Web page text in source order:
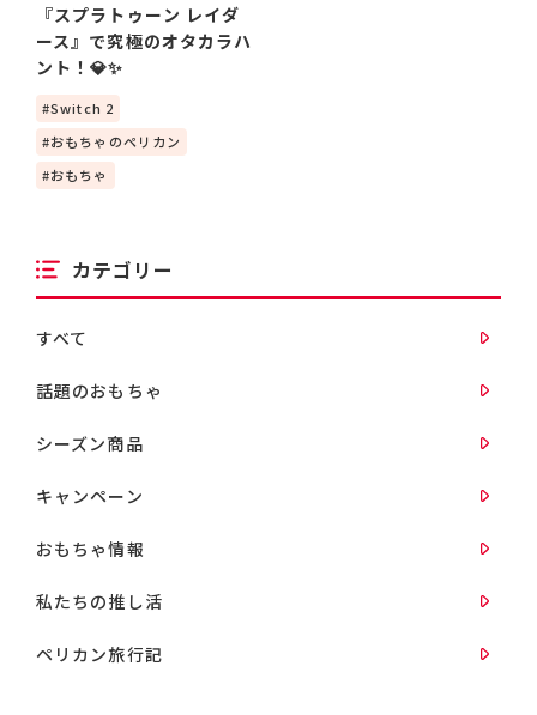
『スプラトゥーン レイダ
ース』で究極のオタカラハ
ント！💎✨
Switch 2
おもちゃのペリカン
おもちゃ
カテゴリー
すべて
話題のおもちゃ
シーズン商品
キャンペーン
おもちゃ情報
私たちの推し活
ペリカン旅行記